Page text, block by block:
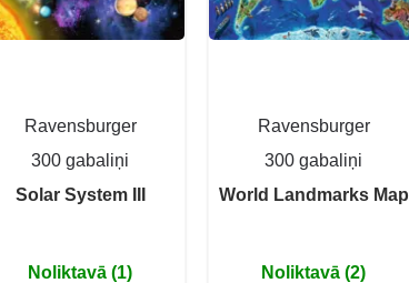
Ravensburger
300 gabaliņi
Solar System III
Noliktavā (1)
Ravensburger
300 gabaliņi
World Landmarks Map
Noliktavā (2)